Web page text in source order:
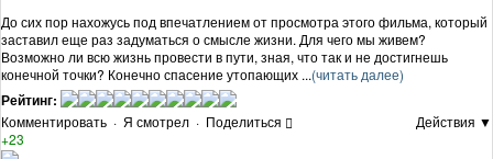
До сих пор нахожусь под впечатлением от просмотра этого фильма, который
заставил еще раз задуматься о смысле жизни. Для чего мы живем?
Возможно ли всю жизнь провести в пути, зная, что так и не достигнешь
конечной точки? Конечно спасение утопающих ...(читать далее)
Рейтинг:
Комментировать · Я смотрел · Поделиться
Действия ▼
+23